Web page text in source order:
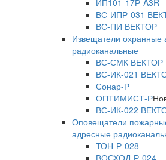
ИП101-17Р-A3R
ВС-ИПР-031
ВС-ПИ ВЕКТОР
Извещатели охранные
радиоканальные
ВС-СМК ВЕКТОР
ВС-ИК-021
Сонар-Р
ОПТИМИСТ-Р
ВС-ИК-022
Оповещатели
адресные
ТОН-Р-028